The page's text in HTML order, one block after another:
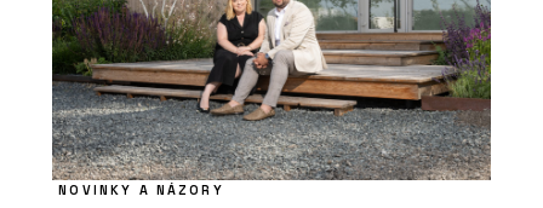
NOVINKY A NÁZORY